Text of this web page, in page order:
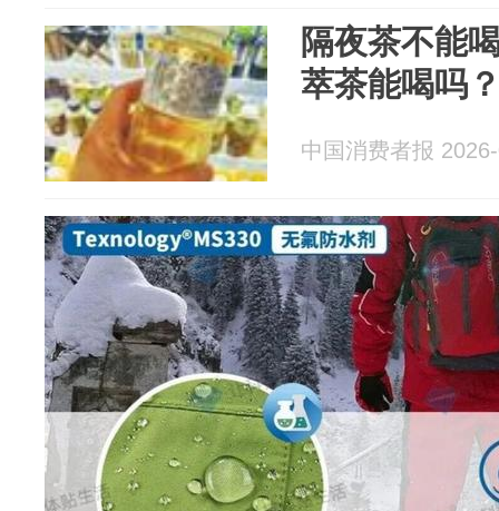
隔夜茶不能
萃茶能喝吗
中国消费者报